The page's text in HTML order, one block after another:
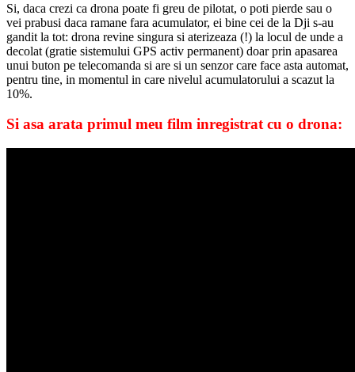
Si, daca crezi ca drona poate fi greu de pilotat, o poti pierde sau o
vei prabusi daca ramane fara acumulator, ei bine cei de la Dji s-au
gandit la tot: drona revine singura si aterizeaza (!) la locul de unde a
decolat (gratie sistemului GPS activ permanent) doar prin apasarea
unui buton pe telecomanda si are si un senzor care face asta automat,
pentru tine, in momentul in care nivelul acumulatorului a scazut la
10%.
Si asa arata primul meu film inregistrat cu o drona: